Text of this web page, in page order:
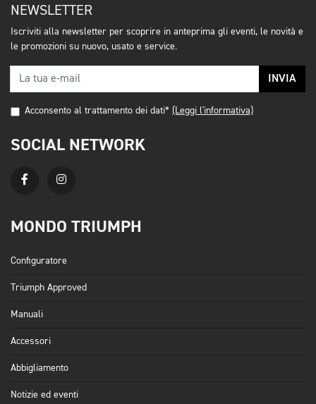
NEWSLETTER
Iscriviti alla newsletter per scoprire in anteprima gli eventi, le novità e
le promozioni su nuovo, usato e service.
INVIA
Acconsento al trattamento dei dati* (Leggi l'informativa)
SOCIAL NETWORK
MONDO TRIUMPH
Configuratore
Triumph Approved
Manuali
Accessori
Abbigliamento
Notizie ed eventi